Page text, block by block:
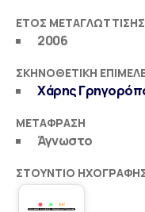
ΈΤΟΣ ΜΕΤΑΓΛΏΤΤΙΣΗΣ
2006
ΣΚΗΝΟΘΕΤΙΚΉ
Χάρης
ΜΕΤΆΦΡΑΣΗ
Άγνωστο
ΣΤΟΎΝΤΙΟ